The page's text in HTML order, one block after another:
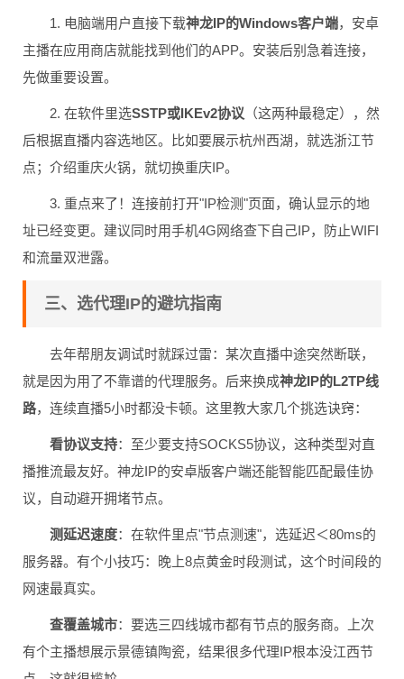
1. 电脑端用户直接下载神龙IP的Windows客户端，安卓
主播在应用商店就能找到他们的APP。安装后别急着连接，
先做重要设置。
2. 在软件里选SSTP或IKEv2协议 （这两种最稳定），然
后根据直播内容选地区。比如要展示杭州西湖，就选浙江节
点；介绍重庆火锅，就切换重庆IP。
3. 重点来了！连接前打开"IP检测"页面，确认显示的地
址已经变更。建议同时用手机4G网络查下自己IP，防止WIFI
和流量双泄露。
三、选代理IP的避坑指南
去年帮朋友调试时就踩过雷：某次直播中途突然断联，
就是因为用了不靠谱的代理服务。后来换成神龙IP的L2TP线
路，连续直播5小时都没卡顿。这里教大家几个挑选诀窍：
看协议支持：至少要支持SOCKS5协议，这种类型对直
播推流最友好。神龙IP的安卓版客户端还能智能匹配最佳协
议，自动避开拥堵节点。
测延迟速度：在软件里点"节点测速"，选延迟＜80ms的
服务器。有个小技巧：晚上8点黄金时段测试，这个时间段的
网速最真实。
查覆盖城市：要选三四线城市都有节点的服务商。上次
有个主播想展示景德镇陶瓷，结果很多代理IP根本没江西节